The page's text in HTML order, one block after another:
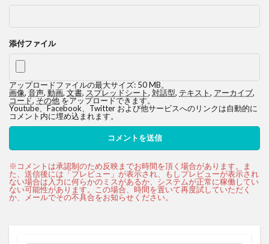
添付ファイル
アップロードファイルの最大サイズ: 50 MB。
画像, 音声, 動画, 文書, スプレッドシート, 対話型, テキスト, アーカイブ,
コード,その他をアップロードできます。
Youtube、Facebook、Twitter および他サービスへのリンクは自動的に
コメント内に埋め込まれます。